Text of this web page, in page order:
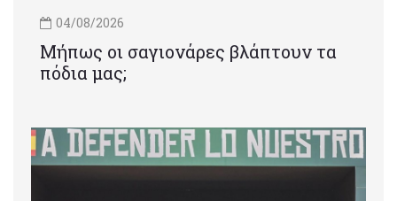
04/08/2026
Μήπως οι σαγιονάρες βλάπτουν τα
πόδια μας;